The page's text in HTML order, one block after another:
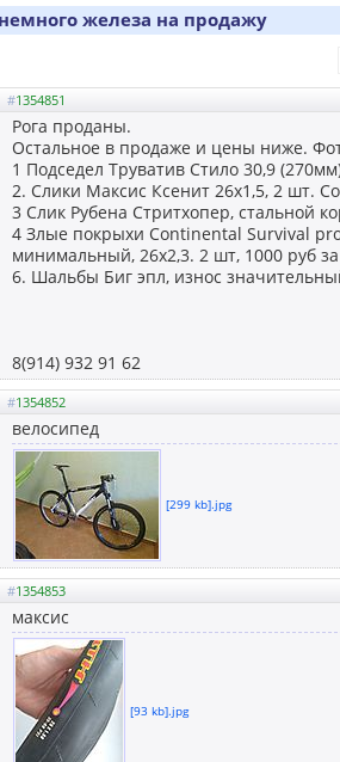
железа на продажу
#1354851
Рога проданы.
Остальное в продаже и цены ниже.
1 Подседел Труватив Стило 30,9
2. Слики Максис Ксенит 26х1,5, 2 шт.
3 Слик Рубена Стритхопер, стальной
4 Злые покрыхи Continental Survival
минимальный, 26х2,3. 2 шт, 1000 руб
6. Шальбы Биг эпл, износ
8(914) 932 91 62
#1354852
велосипед
[299 kb].jpg
#1354853
максис
[93 kb].jpg